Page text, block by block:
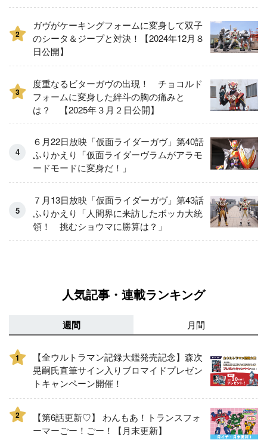
2
ガヴがケーキングフォームに変身して双子
のシータ＆ジープと対決！【2024年12月８
日公開】
3
度重なるビターガヴの出現！ チョコルド
フォームに変身した絆斗の胸の痛みと
は？ 【2025年３月２日公開】
６月22日放映「仮面ライダーガヴ」第40話
ふりかえり「仮面ライダーヴラムがアラモ
ードモードに変身だ！」
７月13日放映「仮面ライダーガヴ」第43話
ふりかえり「人間界に来訪したボッカ大統
領！ 挑むショウマに勝算は？」
人気記事・連載ランキング
週間 月間
1
【全ウルトラマン記録大鑑発売記念】森次
晃嗣氏直筆サイン入りブロマイドプレゼン
トキャンペーン開催！
2
【第6話更新♡】 わんもあ！トランスフォ
ーマーごー！ごー！【月末更新】